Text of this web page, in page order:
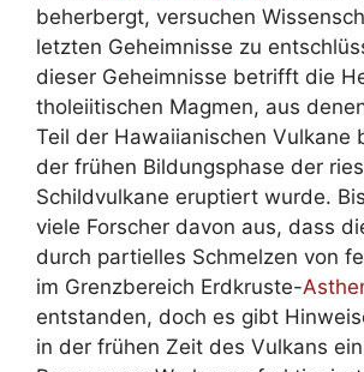
beherbergt, versuchen
letzten Geheimnisse zu
dieser Geheimnisse betrifft die
tholeiitischen Magmen, aus
Teil der Hawaiianischen Vulkane
der frühen Bildungsphase der
Schildvulkane eruptiert wurde.
viele Forscher davon aus, dass
durch partielles Schmelzen von
im Grenzbereich Erdkruste-
entstanden, doch es gibt
in der frühen Zeit des Vulkans